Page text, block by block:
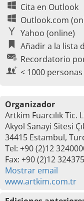
Cita en Outlook
Outlook.com
Yahoo (online)
Añadir a la lista
Recordatorio
< 1000
Organizador
Artkim Fuarcılık Tic.
Akyol Sanayi Sitesi
34415 Estambul,
Tel: +90 (2)12
Fax: +90 (2)12
Mostrar email
www.artkim.com.tr